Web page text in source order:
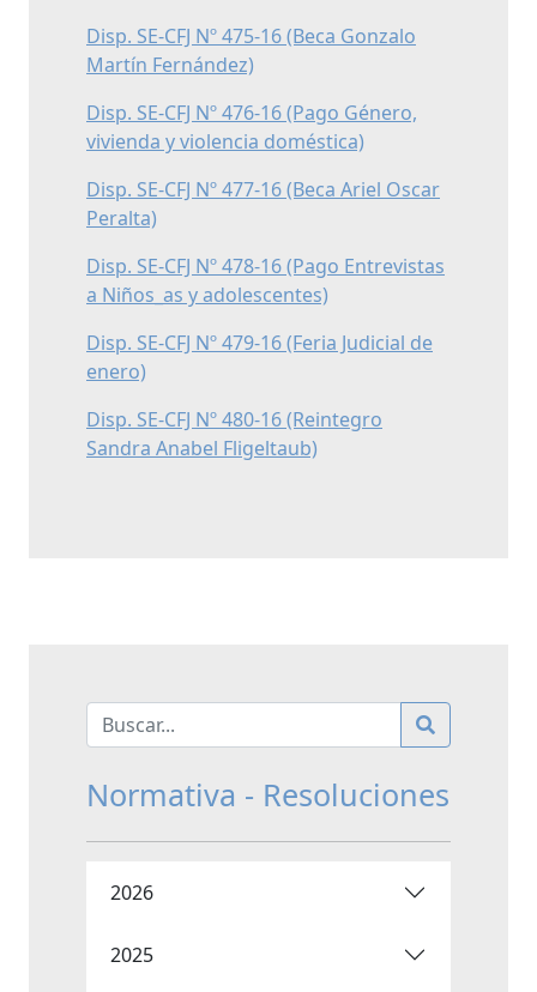
Disp. SE-CFJ Nº 475-16 (Beca Gonzalo
Martín Fernández)
Disp. SE-CFJ Nº 476-16 (Pago Género,
vivienda y violencia doméstica)
Disp. SE-CFJ Nº 477-16 (Beca Ariel Oscar
Peralta)
Disp. SE-CFJ Nº 478-16 (Pago Entrevistas
a Niños_as y adolescentes)
Disp. SE-CFJ Nº 479-16 (Feria Judicial de
enero)
Disp. SE-CFJ Nº 480-16 (Reintegro
Sandra Anabel Fligeltaub)
Normativa - Resoluciones
2026
2025